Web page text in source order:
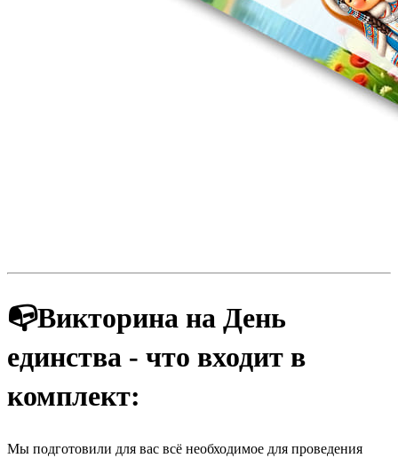
📭Викторина на День
единства - что входит в
комплект:
Мы подготовили для вас всё необходимое для проведения